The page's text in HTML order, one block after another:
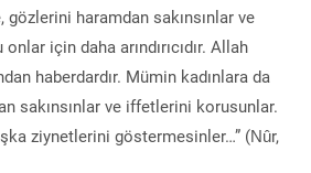
haramdan sakınsınlar ve
için daha arındırıcıdır. Allah
haberdardır. Mümin kadınlara da
sakınsınlar ve iffetlerini korusunlar.
ziynetlerini göstermesinler…” (Nûr,